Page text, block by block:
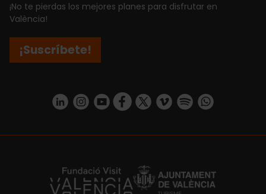
¡No te pierdas los mejores planes para disfrutar en
València!
¡Suscríbete!
https://www.linkedin.com/company/turismo-valencia/mycompany/
https://www.instagram.com/visit_valencia/
https://www.youtube.com/user/
https://www.facebook.com/
https://twitter.com/
https://vimeo.com/
https://https://api.whatsapp.com/
https://fundacion.visitvalencia.com/